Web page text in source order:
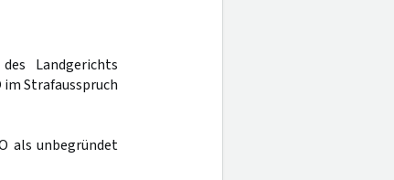
Landgerichts
im Strafausspruch
als unbegründet